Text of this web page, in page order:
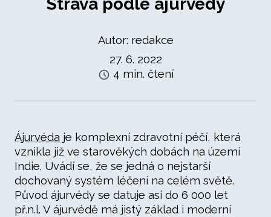
Autor: redakce
27. 6. 2022
4 min. čtení
Ájurvéda je komplexní zdravotní péčí, která
vznikla již ve starověkých dobách na území
Indie. Uvádí se, že se jedná o nejstarší
dochovaný systém léčení na celém světě.
Původ ájurvédy se datuje asi do 6 000 let
př.n.l. V ájurvédě má jistý základ i moderní